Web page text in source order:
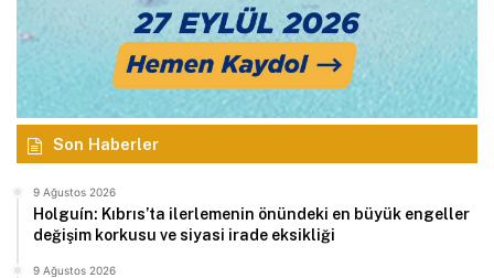
Son Haberler
9 Ağustos 2026
Holguín: Kıbrıs’ta ilerlemenin önündeki en büyük engeller
değişim korkusu ve siyasi irade eksikliği
9 Ağustos 2026